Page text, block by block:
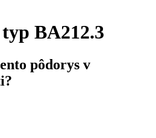
BA212.3
pôdorys v